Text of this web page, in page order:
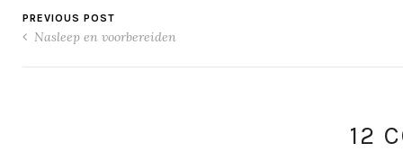
PREVIOUS POST
Nasleep en voorbereiden
12